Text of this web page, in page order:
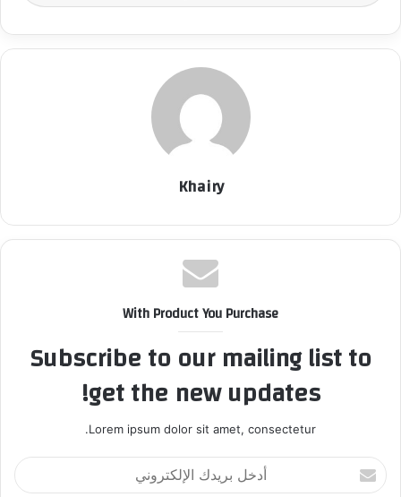
Khairy
With Product You Purchase
Subscribe to our mailing list to
get the new updates!
Lorem ipsum dolor sit amet, consectetur.
أ
د